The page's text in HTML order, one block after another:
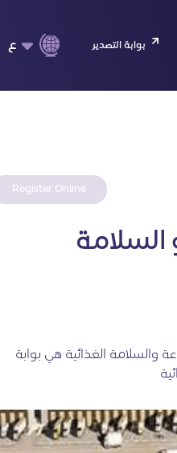
بوابة التصدير ع
Register Online
والسلامة الغذائية هي بوابة